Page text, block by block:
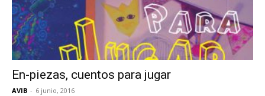
En-piezas, cuentos para jugar
AVIB - 6 junio, 2016